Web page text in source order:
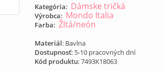
Kategória: Dámske tričká
Výrobca: Mondo Italia
Farba: Žltá/neón
Materiál: Bavlna
Dostupnosť: 5-10 pracovných dní
Kód produktu:7493K18063